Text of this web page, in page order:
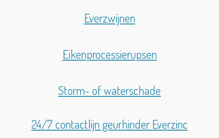
Everzwijnen
Eikenprocessierupsen
Storm- of waterschade
24/7 contactlijn geurhinder Everzinc